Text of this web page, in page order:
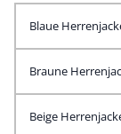
Blaue
Braune
Beige